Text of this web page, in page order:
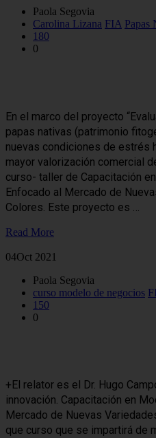
Paola Segovia
Carolina Lizana FIA Papas
180
0
En el marco del proyecto
papas nativas (patrimonio
nuevas condiciones de estrés
mayor valorización comercial
curso- taller de Capacitación
Enfocado al Mercado de
Colores. Este proyecto es …
Read More
04Oct 2021
Paola Segovia
curso modelo de negocios
150
0
+El relator es el Dr. Hugo
innovación. Capacitación en
Mercado de Nuevas
que curso que se impartirá de